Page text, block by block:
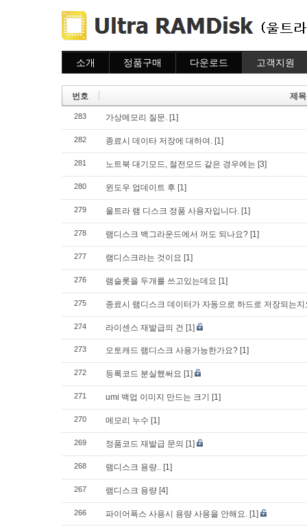
소개 정품구매
이용안내
다운로드 고객지원
자주묻는질문
질문하기
번호 제목
283 가상메모리 질문. [1]
282 종료시 데이타 저장에 대하여. [1]
281 노트북 대기모드, 절전모드 같은 경우에는 [3]
280 윈도우 업데이트 후 [1]
279 울트라 램 디스크 정품 사용자입니다. [1]
278 램디스크 백그라운드에서 꺼도 되나요? [1]
277 램디스크라는 것이요 [1]
276 램슬롯을 두개를 쓰고있는데요 [1]
275 종료시 램디스크 데이터가 자동으로 하드로 저장되는지
274 라이센스 재발급의 건 [1]
273 오토캐드 램디스크 사용가능한가요? [1]
272 등록코드 분실했써요 [1]
271 umi 백업 이미지 만드는 크기 [1]
270 메모리 누수 [1]
269 정품코드 재발급 문의 [1]
268 램디스크 용량.. [1]
267 램디스크 용량 [4]
266 파이어폭스 사용시 용량 사용을 안해요. [1]